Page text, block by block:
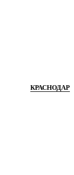
КРАСНОДАР